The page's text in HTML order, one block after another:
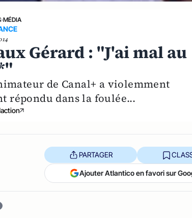
›MÉDIA
Gérard : "J'ai mal au
de Canal+ a violemment
répondu dans la foulée...
PARTAGER
Ajouter Atlantico en favori sur